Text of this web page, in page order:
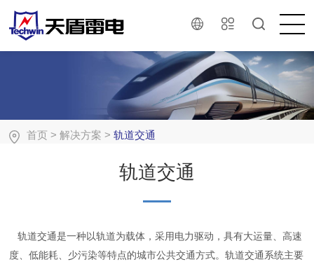
首页 > 解决方案 > 轨道交通
轨道交通
轨道交通是一种以轨道为载体，采用电力驱动，具有大运量、高速
度、低能耗、少污染等特点的城市公共交通方式。轨道交通系统主要